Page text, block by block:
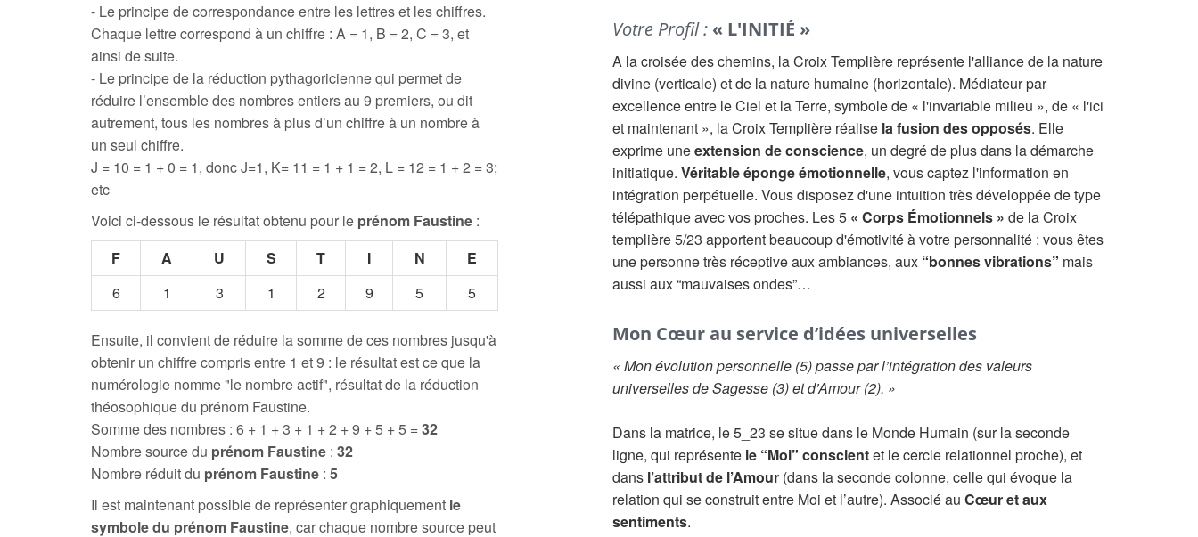
- Le principe de correspondance entre les lettres et les chiffres.
Chaque lettre correspond à un chiffre : A = 1, B = 2, C = 3, et
ainsi de suite.
- Le principe de la réduction pythagoricienne qui permet de
réduire l’ensemble des nombres entiers au 9 premiers, ou dit
autrement, tous les nombres à plus d’un chiffre à un nombre à
un seul chiffre.
J = 10 = 1 + 0 = 1, donc J=1, K= 11 = 1 + 1 = 2, L = 12 = 1 + 2 = 3;
etc
Voici ci-dessous le résultat obtenu pour le prénom Faustine :
F
A U S T I N
E
6
1 3 1 2 9 5 5
Ensuite, il convient de réduire la somme de ces nombres jusqu'à
obtenir un chiffre compris entre 1 et 9 : le résultat est ce que la
numérologie nomme "le nombre actif", résultat de la réduction
théosophique du prénom Faustine.
Somme des nombres : 6 + 1 + 3 + 1 + 2 + 9 + 5 + 5 =32
Nombre source du prénom Faustine : 32
Nombre réduit du prénom Faustine : 5
Il est maintenant possible de représenter graphiquement le
symbole du prénom Faustine, car chaque nombre source peut
Votre Profil : « L'INITIÉ »
A la croisée des chemins, la Croix Templière représente l'alliance de la nature
divine (verticale) et de la nature humaine (horizontale). Médiateur par
excellence entre le Ciel et la Terre, symbole de « l'invariable milieu », de « l'ici
et maintenant », la Croix Templière réalise la fusion des opposés. Elle
exprime uneextension de conscience, un degré de plus dans la démarche
initiatique. Véritable éponge émotionnelle, vous captez l'information en
intégration perpétuelle. Vous disposez d'une intuition très développée de type
télépathique avec vos proches. Les 5 « Corps Émotionnels » de la Croix
templière 5/23 apportent beaucoup d'émotivité à votre personnalité : vous êtes
une personne très réceptive aux ambiances, aux “bonnes vibrations” mais
aussi aux “mauvaises ondes”…
Mon Cœur au service d’idées universelles
« Mon évolution personnelle (5) passe par l’intégration des valeurs
universelles de Sagesse (3) et d’Amour (2). »
Dans la matrice, le 5_23 se situe dans le Monde Humain (sur la seconde
ligne, qui représente le “Moi” conscientet le cercle relationnel proche), et
dans l’attribut de l’Amour (dans la seconde colonne, celle qui évoque la
relation qui se construit entre Moi et l’autre). Associé au Cœur et aux
sentiments.